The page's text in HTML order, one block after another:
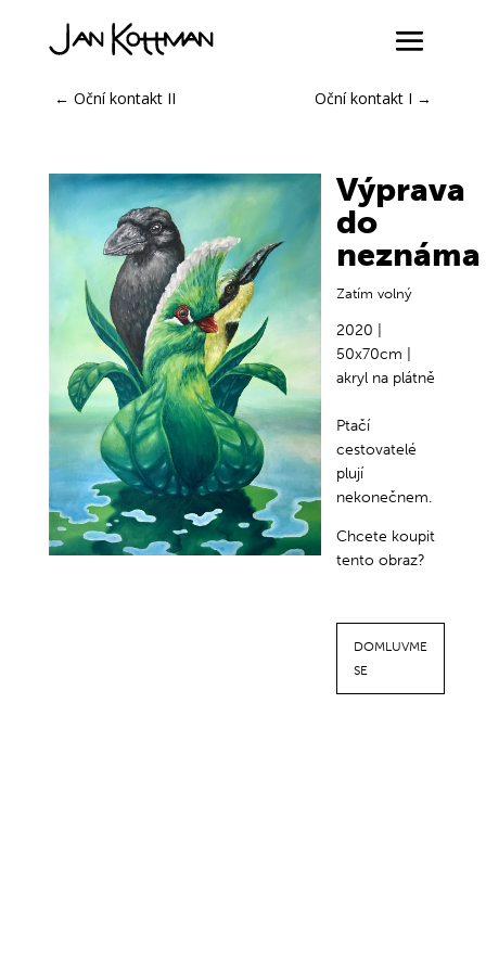
← Oční kontakt II Oční kontakt I →
Výprava
do
neznáma
Zatím volný
2020 |
50x70cm |
akryl na plátně
Ptačí
cestovatelé
plují
nekonečnem.
Chcete koupit
tento obraz?
DOMLUVME
SE